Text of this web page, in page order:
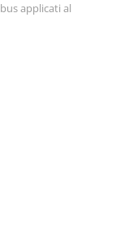
applicati al